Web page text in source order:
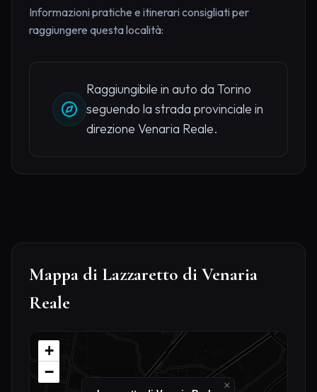
Informazioni pratiche e itinerari consigliati per
raggiungere questa località:
Raggiungibile in auto da Torino
seguendo la strada provinciale in
direzione Venaria Reale.
Mappa di Lazzaretto di Venaria
Reale
×
+
−